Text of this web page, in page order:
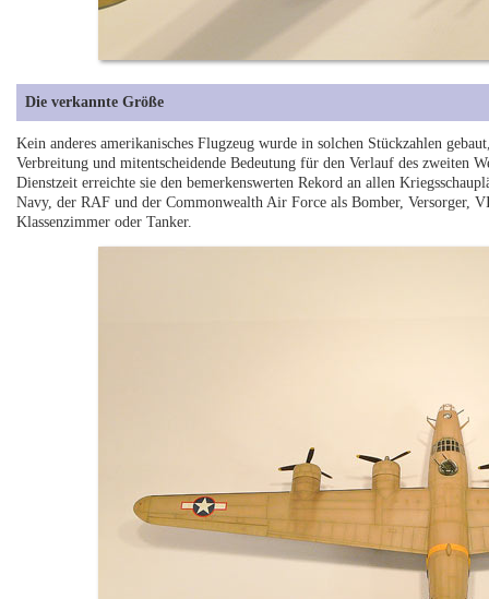
Die verkannte Größe
Kein anderes amerikanisches Flugzeug wurde in solchen Stückzahlen
Verbreitung und mitentscheidende Bedeutung für den Verlauf des zweiten
Dienstzeit erreichte sie den bemerkenswerten Rekord an allen
Navy, der RAF und der Commonwealth Air Force als Bomber, Versorger,
Klassenzimmer oder Tanker.